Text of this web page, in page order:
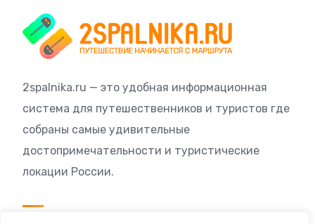
2spalnika.ru — это удобная информационная
система для путешественников и туристов где
собраны самые удивительные
достопримечательности и туристические
локации России.